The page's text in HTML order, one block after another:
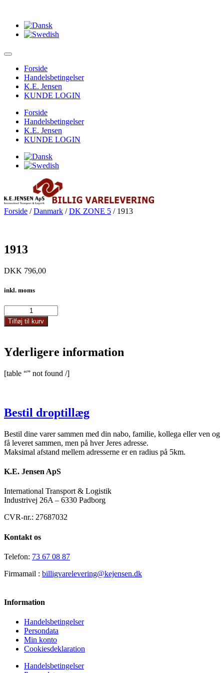
Forside
Handelsbetingelser
K.E. Jensen
KUNDE LOGIN
Forside
Handelsbetingelser
K.E. Jensen
KUNDE LOGIN
Forside /Danmark /DK ZONE 5 / 1913
1913
DKK 796,00
inkl. moms
antal
Tilføj til kurv
Yderligere information
[table “” not found /]
Bestil droptillæg
Bestil dine varer sammen med din nabo, familie, kollega eller ven og
få leveret sammen, men på hver Jeres adresse.
Maksimal afstand mellem adresserne er en radius på 5km.
K.E. Jensen ApS
International Transport & Logistik
Industrivej 26A – 6330 Padborg
CVR-nr.: 27687032
Kontakt os
Telefon: 73 67 08 87
Firmamail : billigvarelevering@kejensen.dk
Information
Handelsbetingelser
Persondata
Min konto
Cookiesdeklaration
Handelsbetingelser